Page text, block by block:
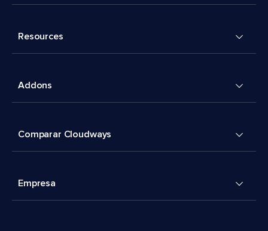
Resources
Addons
Comparar Cloudways
Empresa